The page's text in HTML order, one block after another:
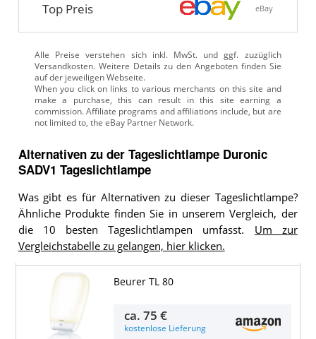
Top Preis eBay
Alle Preise verstehen sich inkl. MwSt. und ggf. zuzüglich
Versandkosten. Weitere Details zu den Angeboten finden Sie
auf der jeweiligen Webseite.
Alternativen zu der Tageslichtlampe Duronic
SADV1 Tageslichtlampe
Was gibt es für Alternativen zu dieser Tageslichtlampe?
Ähnliche Produkte finden Sie in unserem Vergleich, der
die 10 besten Tageslichtlampen umfasst. Um zur
Vergleichstabelle zu gelangen, hier klicken.
Beurer TL 80
ca.75 €
kostenlose Lieferung